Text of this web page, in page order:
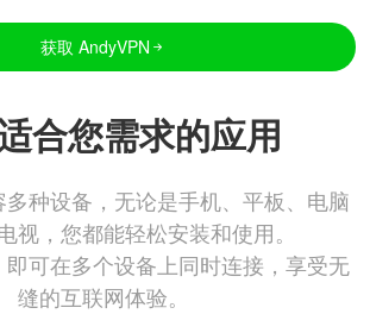
获取 AndyVPN
合您需求的应用
种设备，无论是手机、平板、电脑
视，您都能轻松安装和使用。
可在多个设备上同时连接，享受无
缝的互联网体验。